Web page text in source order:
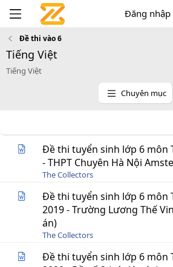
Đăng nhập
Đề thi vào 6
Tiếng Việt
Tiếng Việt
Chuyên mục
Đề thi tuyển sinh lớp 6 môn
- THPT Chuyên Hà Nội
The Collectors
Đề thi tuyển sinh lớp 6 môn
2019 - Trường Lương Thế
án)
The Collectors
Đề thi tuyển sinh lớp 6 môn